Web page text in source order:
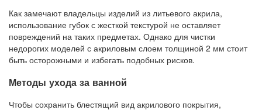
Как замечают владельцы изделий из литьевого акрила,
использование губок с жесткой текстурой не оставляет
повреждений на таких предметах. Однако для чистки
недорогих моделей с акриловым слоем толщиной 2 мм стоит
быть осторожными и избегать подобных рисков.
Методы ухода за ванной
Чтобы сохранить блестящий вид акрилового покрытия,